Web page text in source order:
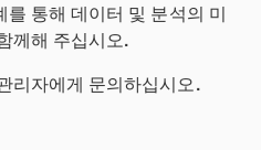
통해 데이터 및 분석의 미
께해 주십시오.
리자에게 문의하십시오.